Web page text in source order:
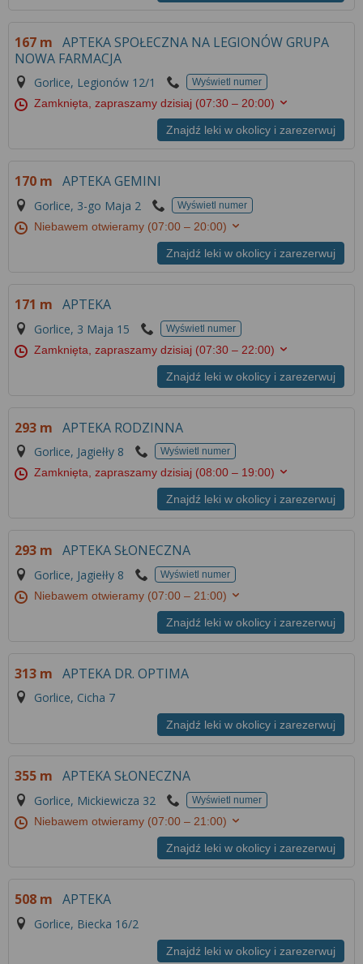
167 m APTEKA SPOŁECZNA NA LEGIONÓW GRUPA
NOWA FARMACJA
Gorlice, Legionów 12/1 Wyświetl numer
Zamknięta, zapraszamy dzisiaj (07:30 – 20:00)
Znajdź leki w okolicy i zarezerwuj
170 m APTEKA GEMINI
Gorlice, 3-go Maja 2 Wyświetl numer
Niebawem otwieramy (07:00 – 20:00)
Znajdź leki w okolicy i zarezerwuj
171 m APTEKA
Gorlice, 3 Maja 15 Wyświetl numer
Zamknięta, zapraszamy dzisiaj (07:30 – 22:00)
Znajdź leki w okolicy i zarezerwuj
293 m APTEKA RODZINNA
Gorlice, Jagiełły 8 Wyświetl numer
Zamknięta, zapraszamy dzisiaj (08:00 – 19:00)
Znajdź leki w okolicy i zarezerwuj
293 m APTEKA SŁONECZNA
Gorlice, Jagiełły 8 Wyświetl numer
Niebawem otwieramy (07:00 – 21:00)
Znajdź leki w okolicy i zarezerwuj
313 m APTEKA DR. OPTIMA
Gorlice, Cicha 7
Znajdź leki w okolicy i zarezerwuj
355 m APTEKA SŁONECZNA
Gorlice, Mickiewicza 32 Wyświetl numer
Niebawem otwieramy (07:00 – 21:00)
Znajdź leki w okolicy i zarezerwuj
508 m APTEKA
Gorlice, Biecka 16/2
Znajdź leki w okolicy i zarezerwuj
Więcej informacji na temat wykorzystywania
znajdziesz wRegulaminie Serwisu.